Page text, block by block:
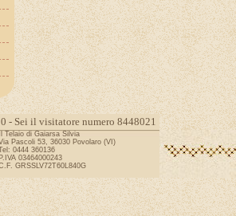
- Sei il visitatore numero 8448021
Il Telaio di Gaiarsa Silvia
Pascoli 53, 36030 Povolaro (VI)
0444 360136
P.IVA 03464000243
GRSSLV72T60L840G